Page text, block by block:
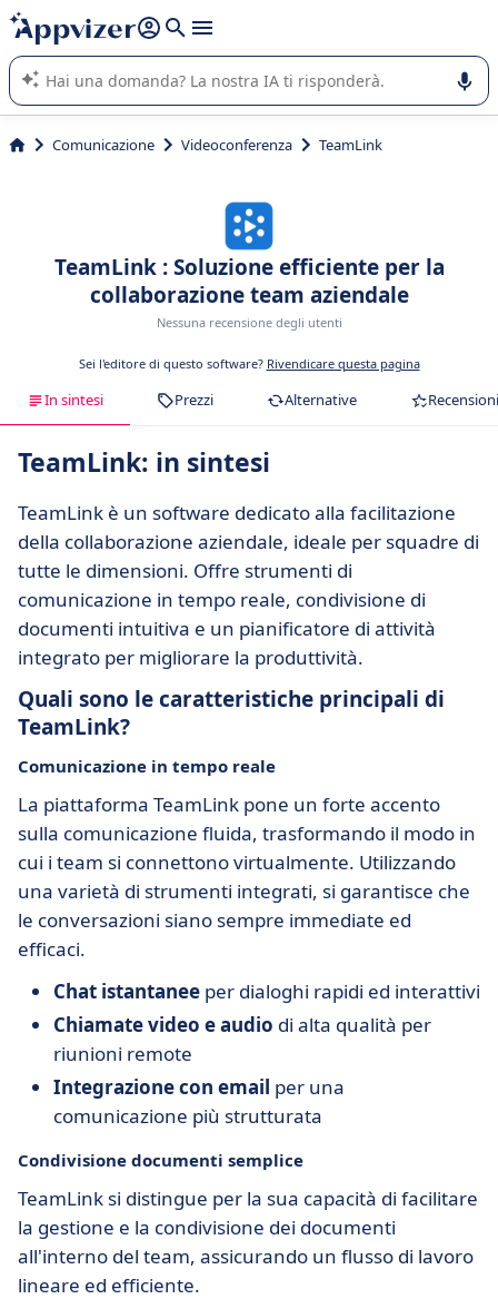
righe con
shift + enter
L'IA di Appvizer vi guida nell'utilizzo o nella scelta di un
software SaaS per la vostra azienda.
Comunicazione Videoconferenza TeamLink
TeamLink : Soluzione efficiente per la
collaborazione team aziendale
Nessuna recensione degli utenti
Sei l'editore di questo software? Rivendicare questa pagina
In sintesi Prezzi Alternative Recensioni
TeamLink: in sintesi
TeamLink è un software dedicato alla facilitazione
della collaborazione aziendale, ideale per squadre di
tutte le dimensioni. Offre strumenti di
comunicazione in tempo reale, condivisione di
documenti intuitiva e un pianificatore di attività
integrato per migliorare la produttività.
Quali sono le caratteristiche principali di
TeamLink?
Comunicazione in tempo reale
La piattaforma TeamLink pone un forte accento
sulla comunicazione fluida, trasformando il modo in
cui i team si connettono virtualmente. Utilizzando
una varietà di strumenti integrati, si garantisce che
le conversazioni siano sempre immediate ed
efficaci.
Chat istantanee per dialoghi rapidi ed interattivi
Chiamate video e audio di alta qualità per
riunioni remote
Integrazione con email per una
comunicazione più strutturata
Condivisione documenti semplice
TeamLink si distingue per la sua capacità di facilitare
la gestione e la condivisione dei documenti
all'interno del team, assicurando un flusso di lavoro
lineare ed efficiente.